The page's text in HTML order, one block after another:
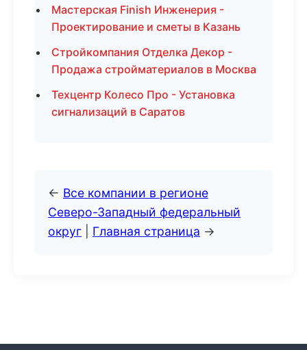
Мастерская Finish Инженерия -
Проектирование и сметы в Казань
Стройкомпания Отделка Декор -
Продажа стройматериалов в Москва
Техцентр Колесо Про - Установка
сигнализаций в Саратов
← Все компании в регионе
Северо-Западный федеральный
округ
Главная страница →